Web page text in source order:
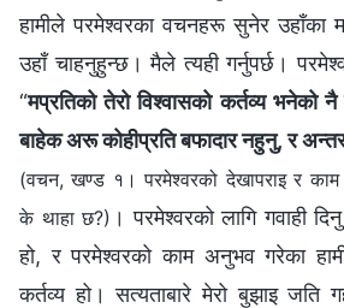
हामीले परमेश्‍वरका वचनहरू सुनेर उहाँका
उहाँ चाहनुहुन्छ। मैले त्यही गर्नुपर्छ।
“मप्रतिको तेरो विश्‍वासको कर्तव्य भनेको नै
बाहेक अरू कोहीप्रति बफादार नहुनु, र
(वचन, खण्ड १। परमेश्‍वरको देखापराइ र
के थाहा छ?) । परमेश्‍वरको लागि गवाही
हो, र परमेश्‍वरको काम अनुभव गरेका
कर्तव्य हो। सत्यताबारे मेरो बुझाइ जति